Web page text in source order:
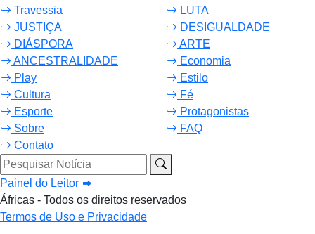
Travessia
LUTA
JUSTIÇA
DESIGUALDADE
DIÁSPORA
ARTE
ANCESTRALIDADE
Economia
Play
Estilo
Cultura
Fé
Esporte
Protagonistas
Sobre
FAQ
Contato
Pesquisar Notícia
Painel do Leitor
Áfricas - Todos os direitos reservados
Termos de Uso e Privacidade